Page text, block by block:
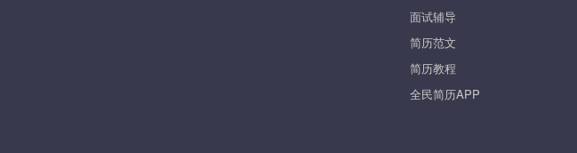
面试辅导
简历范文
简历教程
全民简历APP